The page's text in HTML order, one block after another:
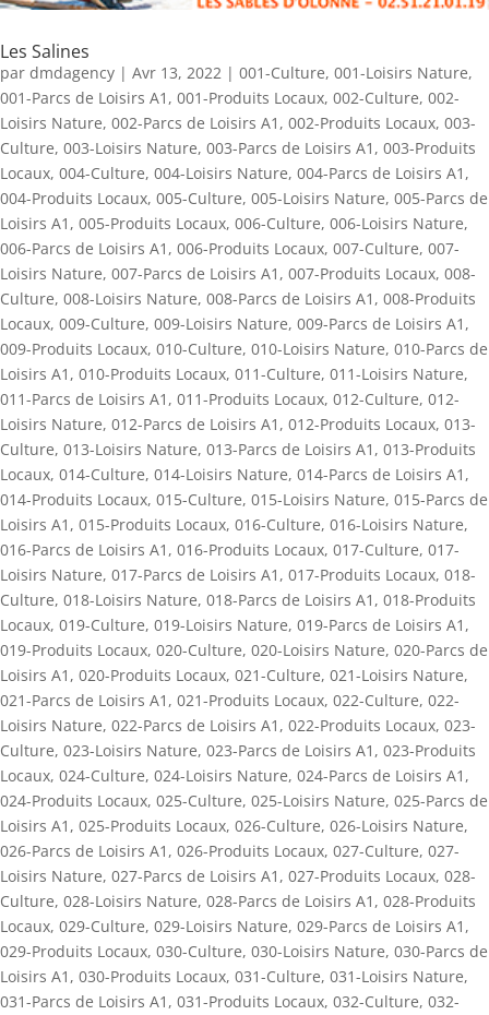
Les Salines
par dmdagency | Avr 13, 2022 | 001-Culture, 001-Loisirs Nature,
001-Parcs de Loisirs A1 , 001-Produits Locaux, 002-Culture, 002-
Loisirs Nature, 002-Parcs de Loisirs A1 , 002-Produits Locaux, 003-
Culture, 003-Loisirs Nature, 003-Parcs de Loisirs A1 , 003-Produits
Locaux, 004-Culture, 004-Loisirs Nature, 004-Parcs de Loisirs A1 ,
004-Produits Locaux, 005-Culture, 005-Loisirs Nature, 005-Parcs de
Loisirs A1 , 005-Produits Locaux, 006-Culture, 006-Loisirs Nature,
006-Parcs de Loisirs A1 , 006-Produits Locaux, 007-Culture, 007-
Loisirs Nature, 007-Parcs de Loisirs A1 , 007-Produits Locaux, 008-
Culture, 008-Loisirs Nature, 008-Parcs de Loisirs A1 , 008-Produits
Locaux, 009-Culture, 009-Loisirs Nature, 009-Parcs de Loisirs A1 ,
009-Produits Locaux, 010-Culture, 010-Loisirs Nature, 010-Parcs de
Loisirs A1 , 010-Produits Locaux, 011-Culture, 011-Loisirs Nature,
011-Parcs de Loisirs A1 , 011-Produits Locaux, 012-Culture, 012-
Loisirs Nature, 012-Parcs de Loisirs A1 , 012-Produits Locaux, 013-
Culture, 013-Loisirs Nature, 013-Parcs de Loisirs A1 , 013-Produits
Locaux, 014-Culture, 014-Loisirs Nature, 014-Parcs de Loisirs A1 ,
014-Produits Locaux, 015-Culture, 015-Loisirs Nature, 015-Parcs de
Loisirs A1 , 015-Produits Locaux, 016-Culture, 016-Loisirs Nature,
016-Parcs de Loisirs A1 , 016-Produits Locaux, 017-Culture, 017-
Loisirs Nature, 017-Parcs de Loisirs A1 , 017-Produits Locaux, 018-
Culture, 018-Loisirs Nature, 018-Parcs de Loisirs A1 , 018-Produits
Locaux, 019-Culture, 019-Loisirs Nature, 019-Parcs de Loisirs A1 ,
019-Produits Locaux, 020-Culture, 020-Loisirs Nature, 020-Parcs de
Loisirs A1 , 020-Produits Locaux, 021-Culture, 021-Loisirs Nature,
021-Parcs de Loisirs A1 , 021-Produits Locaux, 022-Culture, 022-
Loisirs Nature, 022-Parcs de Loisirs A1 , 022-Produits Locaux, 023-
Culture, 023-Loisirs Nature, 023-Parcs de Loisirs A1 , 023-Produits
Locaux, 024-Culture, 024-Loisirs Nature, 024-Parcs de Loisirs A1 ,
024-Produits Locaux, 025-Culture, 025-Loisirs Nature, 025-Parcs de
Loisirs A1 , 025-Produits Locaux, 026-Culture, 026-Loisirs Nature,
026-Parcs de Loisirs A1 , 026-Produits Locaux, 027-Culture, 027-
Loisirs Nature, 027-Parcs de Loisirs A1 , 027-Produits Locaux, 028-
Culture, 028-Loisirs Nature, 028-Parcs de Loisirs A1 , 028-Produits
Locaux, 029-Culture, 029-Loisirs Nature, 029-Parcs de Loisirs A1 ,
029-Produits Locaux, 030-Culture, 030-Loisirs Nature, 030-Parcs de
Loisirs A1 , 030-Produits Locaux, 031-Culture, 031-Loisirs Nature,
031-Parcs de Loisirs A1 , 031-Produits Locaux, 032-Culture, 032-